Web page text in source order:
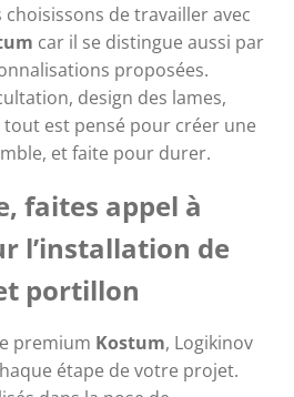
choisissons de travailler avec
car il se distingue aussi par
proposées.
design des lames,
est pensé pour créer une
et faite pour durer.
faites appel à
l’installation de
portillon
premium Kostum, Logikinov
étape de votre projet.